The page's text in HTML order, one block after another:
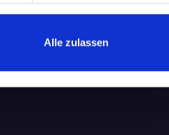
Alle zulassen